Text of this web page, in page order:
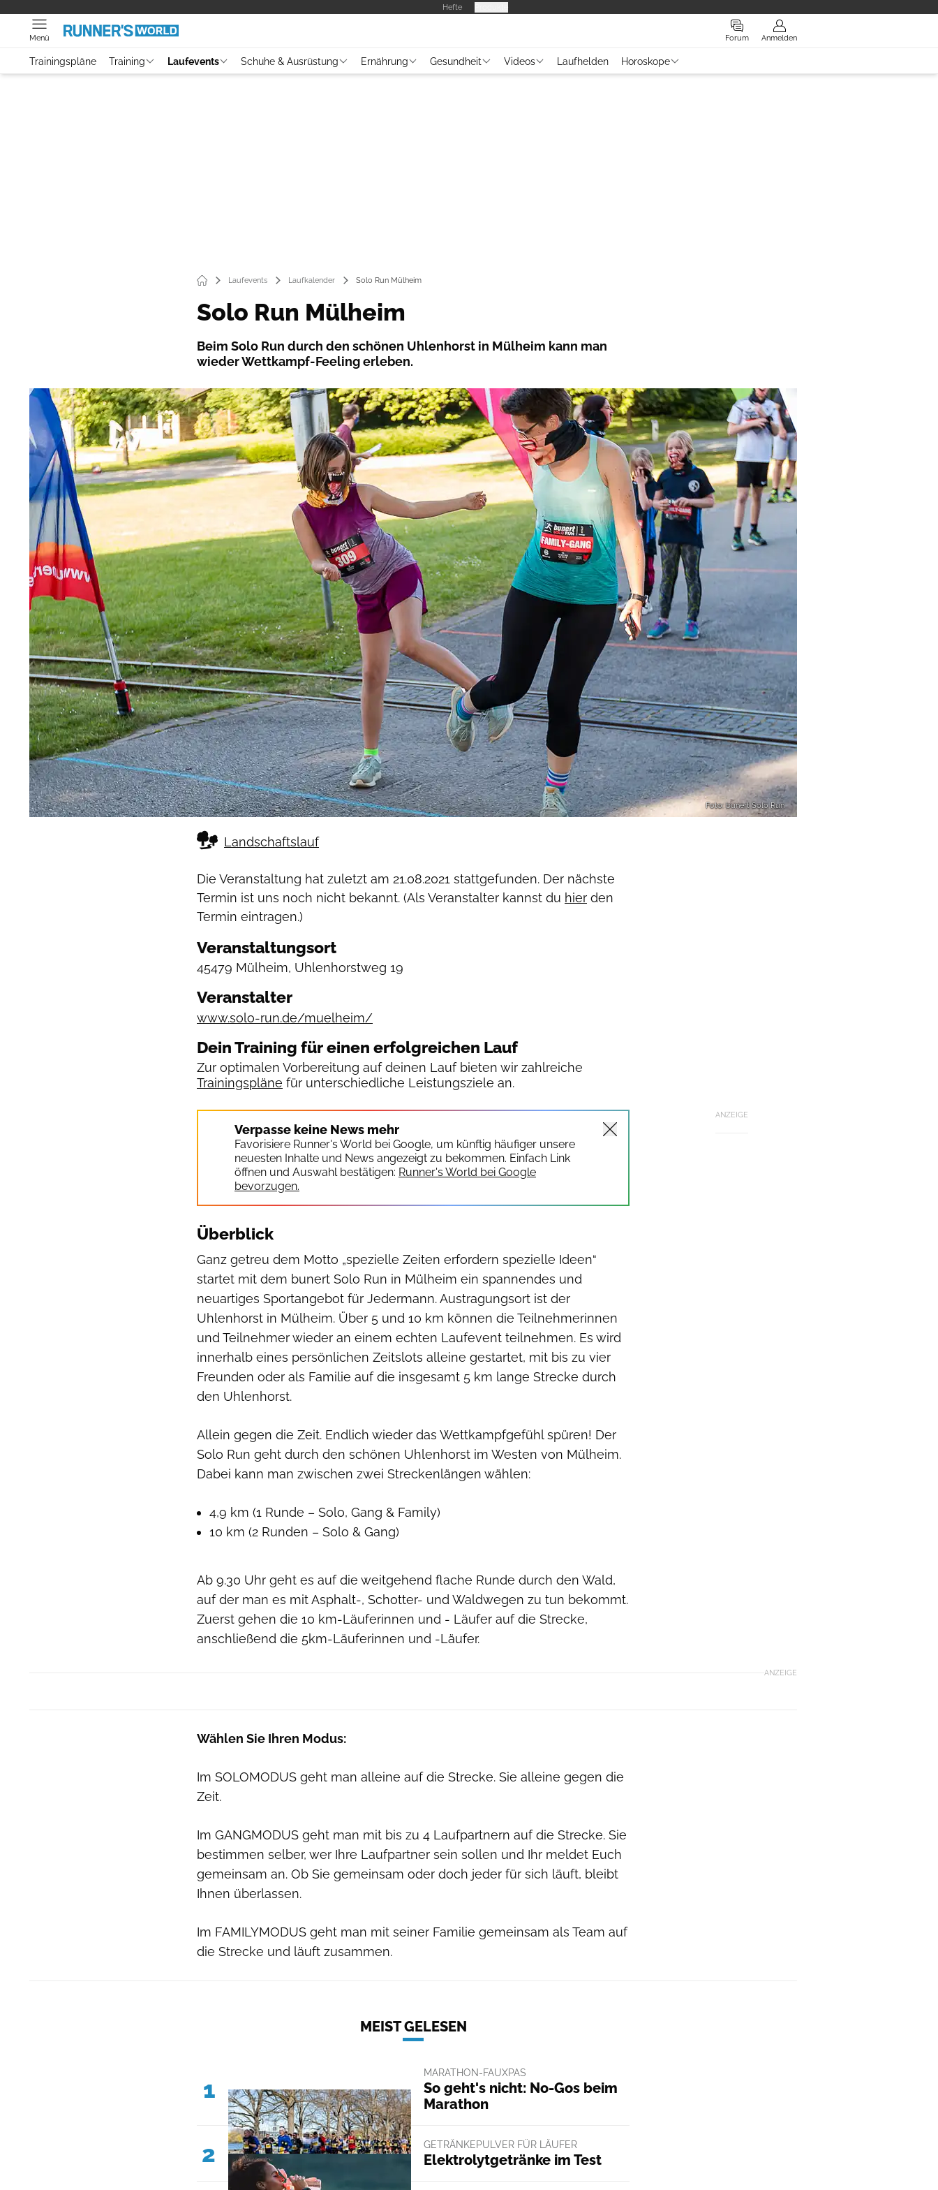
Hefte
Forum Anmelden
Menü
Trainingspläne Training Laufevents Schuhe & Ausrüstung Ernährung Gesundheit Videos Laufhelden Horoskope
Laufevents Laufkalender Solo Run Mülheim
Solo Run Mülheim
Beim Solo Run durch den schönen Uhlenhorst in Mülheim kann man
wieder Wettkampf-Feeling erleben.
Foto: bunert Solo Run
Landschaftslauf
Die Veranstaltung hat zuletzt am 21.08.2021 stattgefunden. Der nächste
Termin ist uns noch nicht bekannt. (Als Veranstalter kannst du hier den
Termin eintragen.)
Veranstaltungsort
45479 Mülheim, Uhlenhorstweg 19
Veranstalter
www.solo-run.de/muelheim/
Dein Training für einen erfolgreichen Lauf
Zur optimalen Vorbereitung auf deinen Lauf bieten wir zahlreiche
Trainingspläne für unterschiedliche Leistungsziele an.
ANZEIGE
Verpasse keine News mehr
Favorisiere Runner's World bei Google, um künftig häufiger unsere
neuesten Inhalte und News angezeigt zu bekommen. Einfach Link
öffnen und Auswahl bestätigen: Runner's World bei Google
bevorzugen.
Überblick
Ganz getreu dem Motto „spezielle Zeiten erfordern spezielle Ideen“
startet mit dem bunert Solo Run in Mülheim ein spannendes und
neuartiges Sportangebot für Jedermann. Austragungsort ist der
Uhlenhorst in Mülheim. Über 5 und 10 km können die Teilnehmerinnen
und Teilnehmer wieder an einem echten Laufevent teilnehmen. Es wird
innerhalb eines persönlichen Zeitslots alleine gestartet, mit bis zu vier
Freunden oder als Familie auf die insgesamt 5 km lange Strecke durch
den Uhlenhorst.
Allein gegen die Zeit. Endlich wieder das Wettkampfgefühl spüren! Der
Solo Run geht durch den schönen Uhlenhorst im Westen von Mülheim.
Dabei kann man zwischen zwei Streckenlängen wählen:
4,9 km (1 Runde – Solo, Gang & Family)
10 km (2 Runden – Solo & Gang)
Ab 9.30 Uhr geht es auf die weitgehend flache Runde durch den Wald,
auf der man es mit Asphalt-, Schotter- und Waldwegen zu tun bekommt.
Zuerst gehen die 10 km-Läuferinnen und - Läufer auf die Strecke,
anschließend die 5km-Läuferinnen und -Läufer.
ANZEIGE
Wählen Sie Ihren Modus:
Im SOLOMODUS geht man alleine auf die Strecke. Sie alleine gegen die
Zeit.
Im GANGMODUS geht man mit bis zu 4 Laufpartnern auf die Strecke. Sie
bestimmen selber, wer Ihre Laufpartner sein sollen und Ihr meldet Euch
gemeinsam an. Ob Sie gemeinsam oder doch jeder für sich läuft, bleibt
Ihnen überlassen.
Im FAMILYMODUS geht man mit seiner Familie gemeinsam als Team auf
die Strecke und läuft zusammen.
MEIST GELESEN
1
MARATHON-FAUXPAS
So geht's nicht: No-Gos beim
Marathon
2 GETRÄNKEPULVER FÜR LÄUFER
Elektrolytgetränke im Test